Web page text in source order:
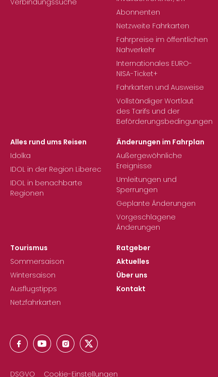
Verbindungssuche
Abonnenten
Netzweite Fahrkarten
Fahrpreise im öffentlichen
Nahverkehr
Internationales EURO-
NISA-Ticket+
Fahrkarten und Ausweise
Vollständiger Wortlaut
des Tarifs und der
Beförderungsbedingungen
Alles rund ums Reisen
Idolka
IDOL in der Region Liberec
IDOL in benachbarte
Regionen
Änderungen im Fahrplan
Außergewöhnliche
Ereignisse
Umleitungen und
Sperrungen
Geplante Änderungen
Vorgeschlagene
Änderungen
Tourismus
Sommersaison
Wintersaison
Ausflugstipps
Netzfahrkarten
Ratgeber
Aktuelles
Über uns
Kontakt
DSGVO Cookie-Einstellungen